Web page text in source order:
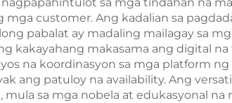
customer. Ang kadalian sa
pabalat ay madaling mailagay sa
kakayahang makasama ang digital
na koordinasyon sa mga platform
ang patuloy na availability. Ang
sa mga nobela at edukasyonal